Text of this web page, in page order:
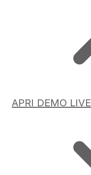
APRI DEMO LIVE